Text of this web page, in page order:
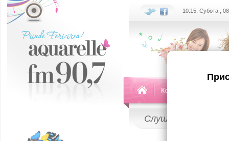
10:15, Субота ,
Команда
Слушай